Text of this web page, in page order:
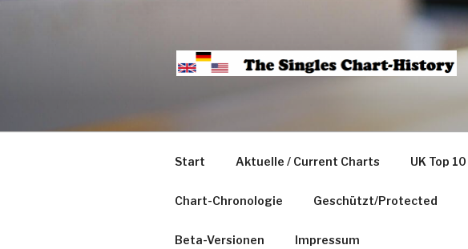
Start Aktuelle / Current Charts UK Top 10
Chart-Chronologie Geschützt/Protected
Beta-Versionen Impressum